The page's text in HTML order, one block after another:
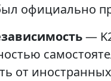
официально
—
от